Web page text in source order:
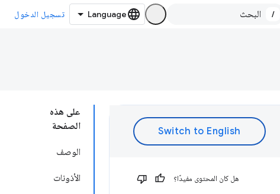
/ تسجيل الدخول
على هذه
الصفحة
الوصف
الأذونات هل كان المحتوى مفيدًا؟